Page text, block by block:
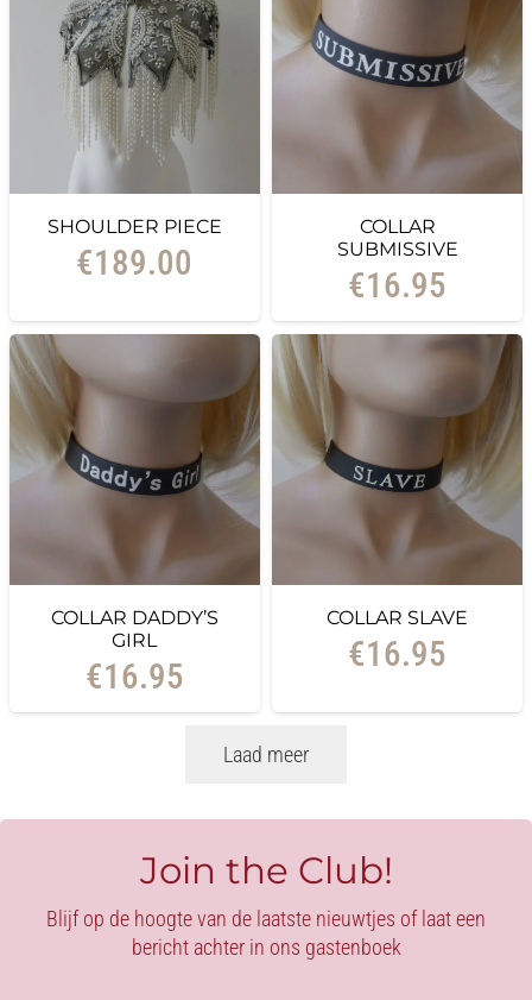
SHOULDER PIECE
€189.00
COLLAR
SUBMISSIVE
€16.95
COLLAR DADDY’S
GIRL
€16.95
COLLAR SLAVE
€16.95
Laad meer
Join the Club!
Blijf op de hoogte van de laatste nieuwtjes of laat een
bericht achter in ons gastenboek